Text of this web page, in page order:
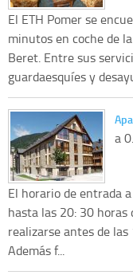
El ETH Pomer se
minutos en coche de
Beret. Entre sus
guardaesquíes y
a
El horario de entrada
hasta las 20: 30 horas
realizarse antes de
Además f...